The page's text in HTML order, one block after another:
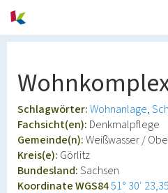
Schlagwörter:Wohnanlage
Fachsicht(en): Denkmalpflege
Gemeinde(n):Weißwasser /
Kreis(e): Görlitz
Bundesland:Sachsen
Koordinate WGS8451° 30′